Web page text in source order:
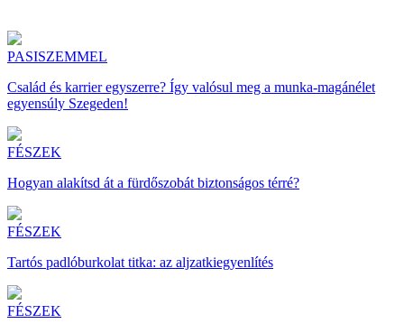
PASISZEMMEL
Család és karrier egyszerre? Így valósul meg a munka-magánélet
egyensúly Szegeden!
FÉSZEK
Hogyan alakítsd át a fürdőszobát biztonságos térré?
FÉSZEK
Tartós padlóburkolat titka: az aljzatkiegyenlítés
FÉSZEK